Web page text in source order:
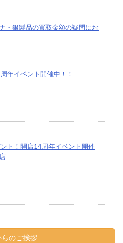
・銀製品の買取金額の疑問にお
年イベント開催中！！
ト！開店14周年イベント開催
らのご挨拶